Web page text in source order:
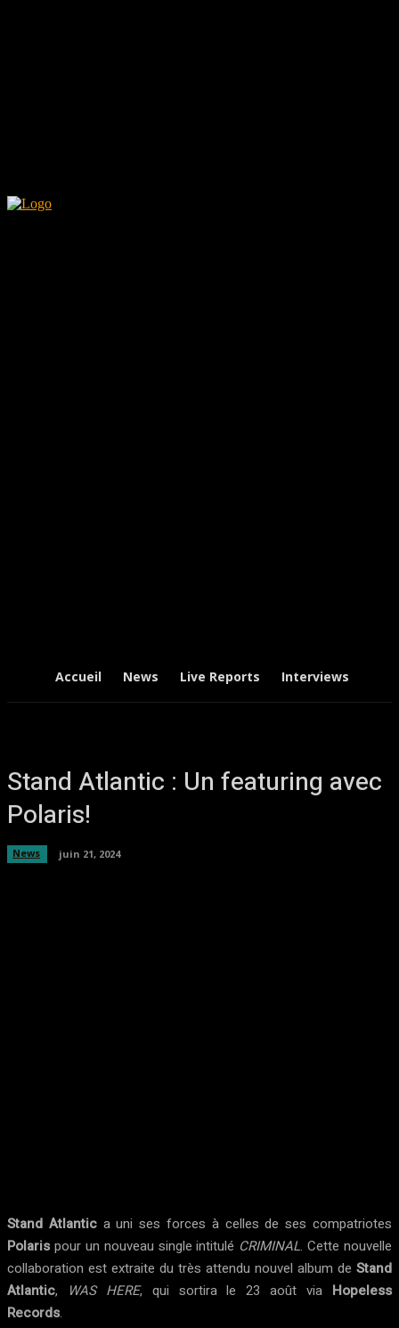
Accueil News Live Reports Interviews
Stand Atlantic : Un featuring avec
Polaris!
News juin 21, 2024
Stand Atlantica uni ses forces à celles de ses compatriotes
Polarispour un nouveau single intitulé CRIMINAL. Cette nouvelle
collaboration est extraite du très attendu nouvel album de Stand
Atlantic, WAS HERE, qui sortira le 23 août via Hopeless
Records.